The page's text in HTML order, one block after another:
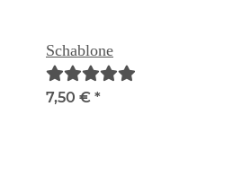
Schablone
7,50 € *